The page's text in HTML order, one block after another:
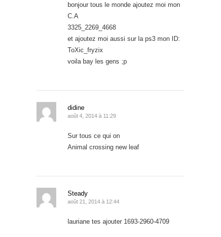
bonjour tous le monde ajoutez moi mon
C.A
3325_2269_4668
et ajoutez moi aussi sur la ps3 mon ID:
ToXic_fryzix
voila bay les gens ;p
didine
août 4, 2014 à 11:29
Sur tous ce qui on
Animal crossing new leaf
Steady
août 21, 2014 à 12:44
lauriane tes ajouter 1693-2960-4709